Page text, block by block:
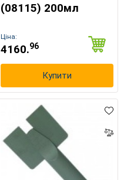
(08115) 200мл
Ціна:
4160.96
Купити